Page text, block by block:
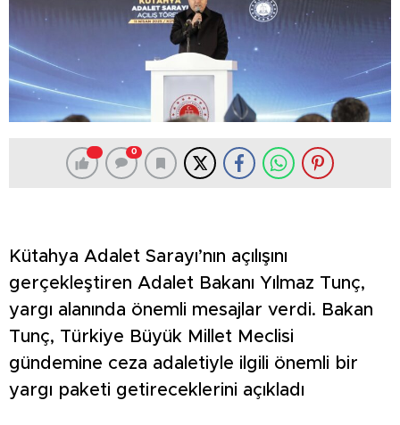
0
Kütahya Adalet Sarayı’nın açılışını
gerçekleştiren Adalet Bakanı Yılmaz Tunç,
yargı alanında önemli mesajlar verdi. Bakan
Tunç, Türkiye Büyük Millet Meclisi
gündemine ceza adaletiyle ilgili önemli bir
yargı paketi getireceklerini açıkladı